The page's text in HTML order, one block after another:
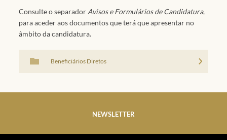
Consulte o separador Avisos e Formulários de Candidatura,
para aceder aos documentos que terá que apresentar no
âmbito da candidatura.
Beneficiários Diretos
NEWSLETTER